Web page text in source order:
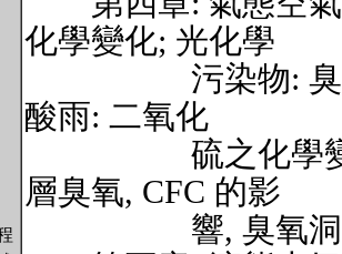
化學變化; 光化學
污染物: 臭氧及
酸雨: 二氧化
硫之化學變化
層臭氧, CFC 的影
響, 臭氧洞的成